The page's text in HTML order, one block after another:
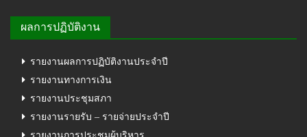
ผลการปฏิบัติงาน
รายงานผลการปฏิบัติงานประจำปี
รายงานทางการเงิน
รายงานประชุมสภา
รายงานรายรับ – รายจ่ายประจำปี